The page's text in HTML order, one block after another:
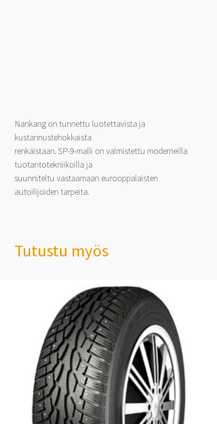
Nankang on tunnettu luotettavista ja
kustannustehokkaista
renkaistaan. SP-9-malli on valmistettu moderneilla
tuotantotekniikoilla ja
suunniteltu vastaamaan eurooppalaisten
autoilijoiden tarpeita.
Tutustu myös